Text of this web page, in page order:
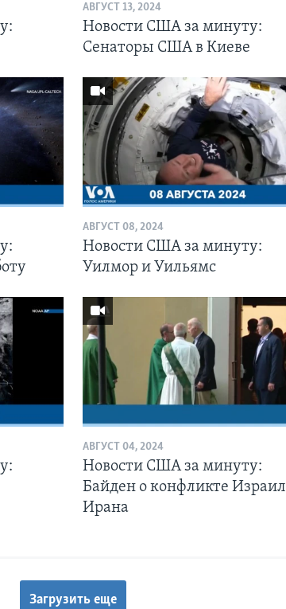
АВГУСТ 13, 2024
Новости США за минуту:
Сенаторы США в Киеве
АВГУСТ 08, 2024
Новости США за минуту:
Уилмор и Уильямс
АВГУСТ 04, 2024
Новости США за минуту:
Байден о конфликте
Ирана
Загрузить еще